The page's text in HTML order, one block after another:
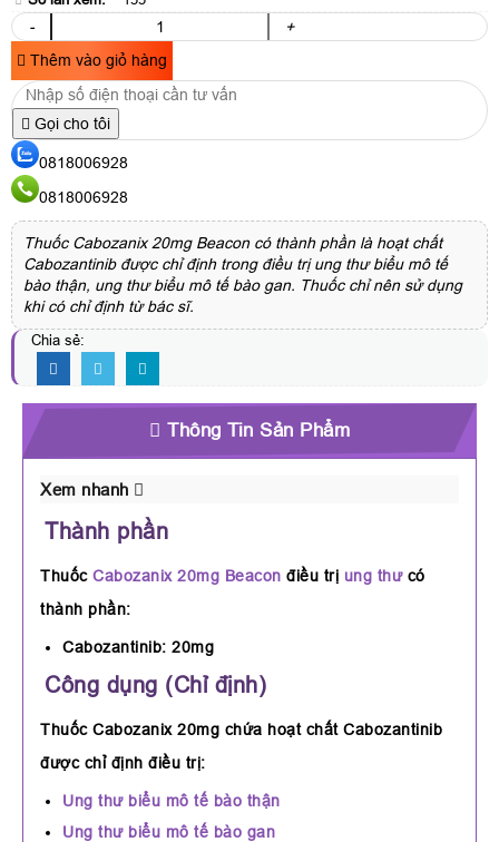
-
+
Thêm vào giỏ hàng
Gọi cho tôi
0818006928
0818006928
Thuốc Cabozanix 20mg Beacon có thành phần là hoạt chất
Cabozantinib được chỉ định trong điều trị ung thư biểu mô tế
bào thận, ung thư biểu mô tế bào gan. Thuốc chỉ nên sử dụng
khi có chỉ định từ bác sĩ.
Chia sẻ:
Thông Tin Sản Phẩm
Xem nhanh
Thành phần
Thuốc Cabozanix 20mg Beacon điều trị ung thưcó
thành phần:
Cabozantinib: 20mg
Công dụng (Chỉ định)
Thuốc Cabozanix 20mg chứa hoạt chất Cabozantinib
được chỉ định điều trị:
Ung thư biểu mô tế bào thận
Ung thư biểu mô tế bào gan